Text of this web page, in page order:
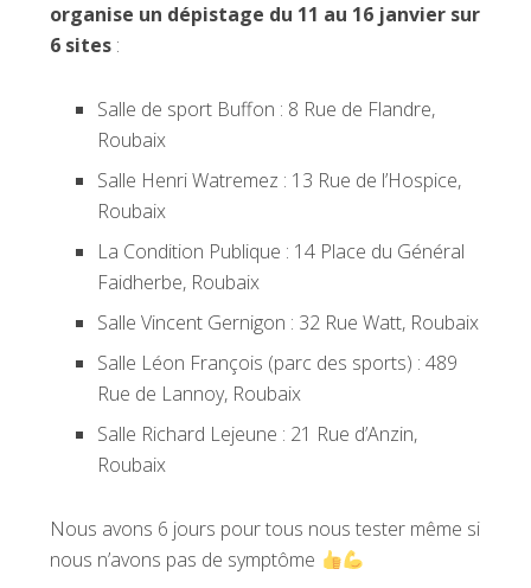
organise un dépistage du 11 au 16 janvier sur
6 sites :
Salle de sport Buffon : 8 Rue de Flandre,
Roubaix
Salle Henri Watremez : 13 Rue de l’Hospice,
Roubaix
La Condition Publique : 14 Place du Général
Faidherbe, Roubaix
Salle Vincent Gernigon : 32 Rue Watt, Roubaix
Salle Léon François (parc des sports) : 489
Rue de Lannoy, Roubaix
Salle Richard Lejeune : 21 Rue d’Anzin,
Roubaix
Nous avons 6 jours pour tous nous tester même si
nous n’avons pas de symptôme